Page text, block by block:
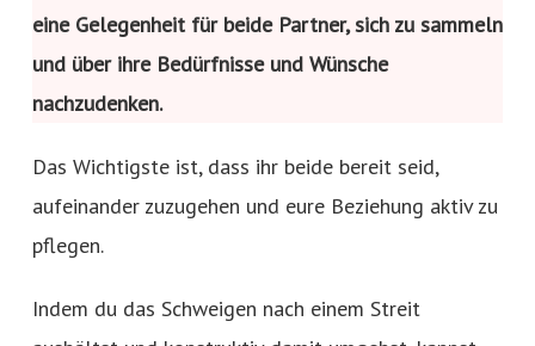
eine Gelegenheit für beide Partner, sich zu sammeln
und über ihre Bedürfnisse und Wünsche
nachzudenken.
Das Wichtigste ist, dass ihr beide bereit seid,
aufeinander zuzugehen und eure Beziehung aktiv zu
pflegen.
Indem du das Schweigen nach einem Streit